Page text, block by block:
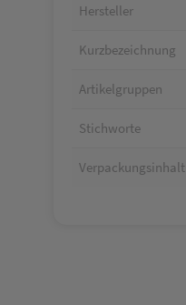
Hersteller
Kurzbezeichnung
Artikelgruppen
Stichworte
Verpackungsinhalt